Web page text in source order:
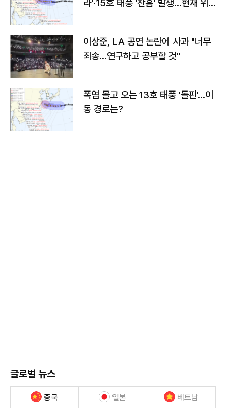
라'·15호 태풍 '찬홈' 발생…현재 위
이상준, LA 공연 논란에 사과 "너무
죄송…연구하고 공부할 것"
폭염 몰고 오는 13호 태풍 '돌핀'…이
동 경로는?
글로벌 뉴스
중국 일본 베트남